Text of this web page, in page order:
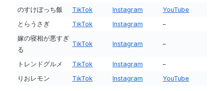
のすけぼっち飯
TikTok Instagram
YouTube
とらうさぎ
TikTok Instagram
–
嫁の寝相が悪すぎ
る
TikTok Instagram –
トレンドグルメ TikTok Instagram
–
りおレモン
TikTok Instagram YouTube